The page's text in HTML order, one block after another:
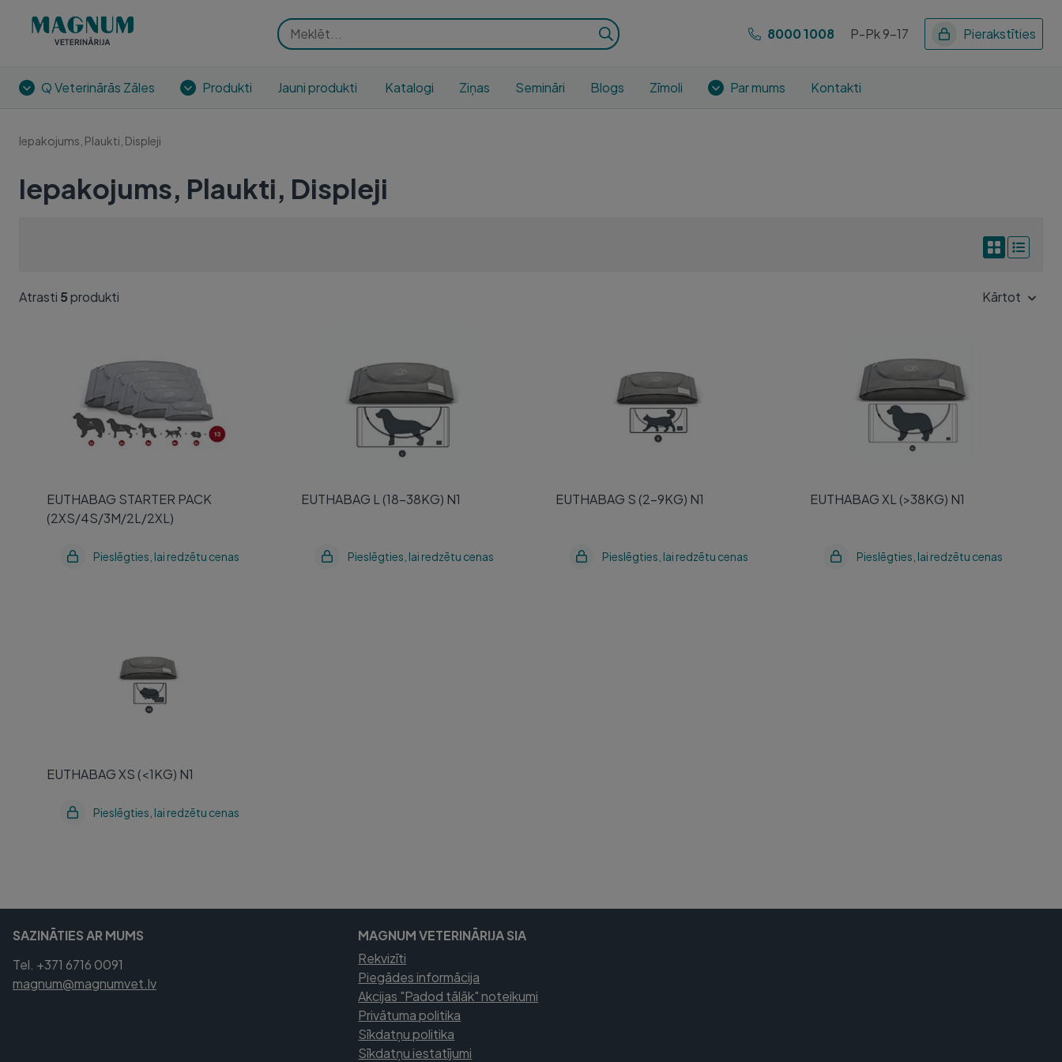
8000 1008 P-Pk 9-17 Pierakstīties
Q Veterinārās Zāles Produkti Jauni produkti Katalogi Ziņas Semināri Blogs Zīmoli Par mums Kontakti
Iepakojums, Plaukti, Displeji
Iepakojums, Plaukti, Displeji
Atrasti 5produkti Kārtot
EUTHABAG STARTER PACK
(2XS/4S/3M/2L/2XL)
Pieslēgties, lai redzētu cenas
EUTHABAG L (18-38KG) N1
Pieslēgties, lai redzētu cenas
EUTHABAG S (2-9KG) N1
Pieslēgties, lai redzētu cenas
EUTHABAG XL (>38KG) N1
Pieslēgties, lai redzētu cenas
EUTHABAG XS (<1KG) N1
Pieslēgties, lai redzētu cenas
SAZINĀTIES AR MUMS
Tel. +371 6716 0091
magnum@magnumvet.lv
MAGNUM VETERINĀRIJA SIA
Rekvizīti
Piegādes informācija
Akcijas "Padod tālāk" noteikumi
Privātuma politika
Sīkdatņu politika
Sīkdatņu iestatījumi